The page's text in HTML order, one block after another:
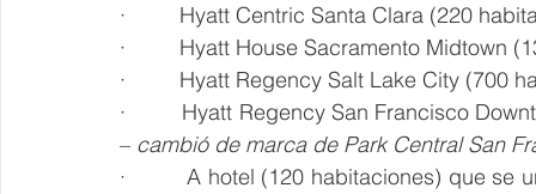
·         Hyatt Centric Santa Clara (220
·         Hyatt House Sacramento Midtown
·         Hyatt Regency Salt Lake City (700
·         Hyatt Regency San Francisco
– cambió de marca de Park Central San
·         A hotel (120 habitaciones) que se